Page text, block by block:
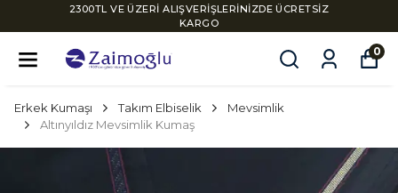
2300TL VE ÜZERİ ALIŞVERİŞLERİNİZDE ÜCRETSİZ
KARGO
0
Erkek Kumaşı Takım Elbiselik
Mevsimlik
Altınyıldız Mevsimlik Kumaş